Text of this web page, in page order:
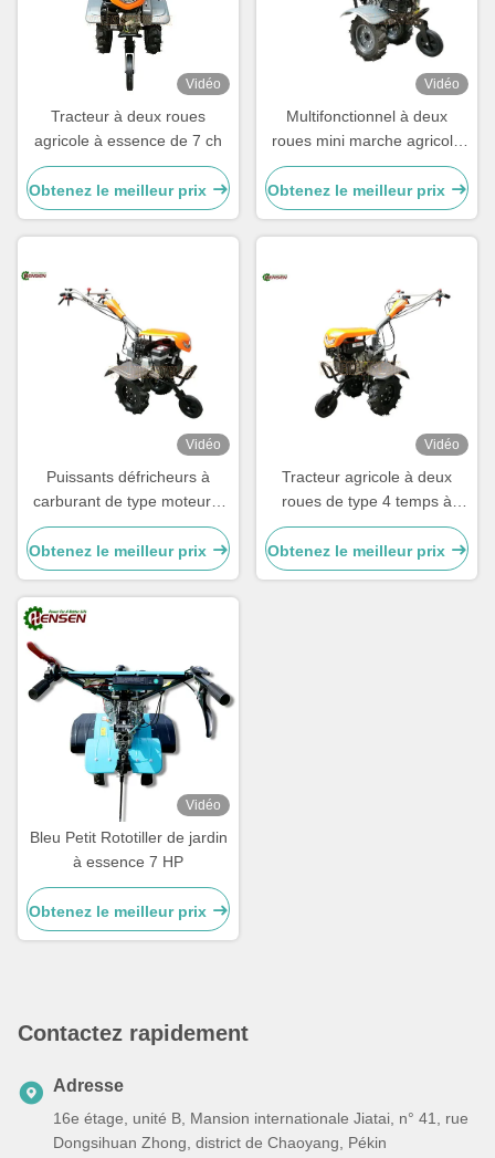
Vidéo
Tracteur à deux roues
agricole à essence de 7 ch
Obtenez le meilleur prix
Vidéo
Multifonctionnel à deux
roues mini marche agricole
derrière le Tiller 7HP
Obtenez le meilleur prix
Vidéo
Puissants défricheurs à
carburant de type moteur à
4 temps avec une largeur de
défrichage de 500-800 mm
Obtenez le meilleur prix
Vidéo
Tracteur agricole à deux
roues de type 4 temps à
recul avec une capacité de
100 lb
Obtenez le meilleur prix
Vidéo
Bleu Petit Rototiller de jardin
à essence 7 HP
Obtenez le meilleur prix
Contactez rapidement
Adresse
16e étage, unité B, Mansion internationale Jiatai, n° 41, rue
Dongsihuan Zhong, district de Chaoyang, Pékin